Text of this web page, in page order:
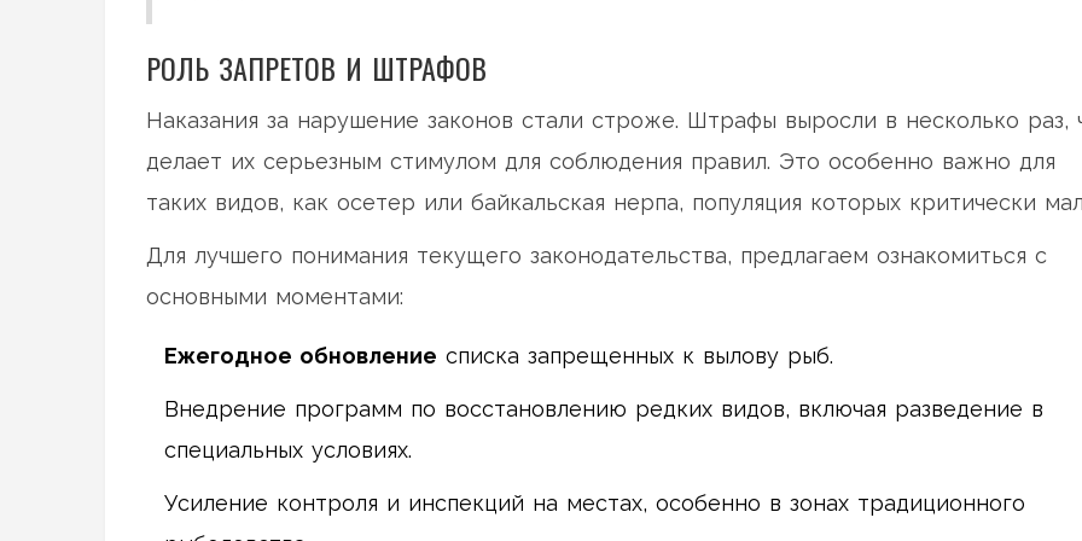
РОЛЬ ЗАПРЕТОВ И ШТРАФОВ
Наказания за нарушение законов стали строже. Штрафы выросли в несколько раз,
делает их серьезным стимулом для соблюдения правил. Это особенно важно для
таких видов, как осетер или байкальская нерпа, популяция которых критически
Для лучшего понимания текущего законодательства, предлагаем ознакомиться с
основными моментами:
Ежегодное обновление списка запрещенных к вылову рыб.
Внедрение программ по восстановлению редких видов, включая разведение в
специальных условиях.
Усиление контроля и инспекций на местах, особенно в зонах традиционного